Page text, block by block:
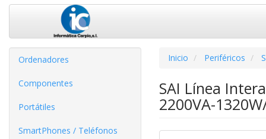
Ordenadores
Componentes
Portátiles
SmartPhones / Teléfonos
Inicio Periféricos
SAI Línea
2200VA-